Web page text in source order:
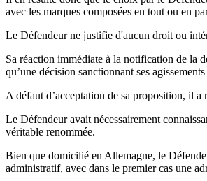
avec les marques composées en tout ou en
Le Défendeur ne justifie d'aucun droit ou
Sa réaction immédiate à la notification de la
qu’une décision sanctionnant ses
A défaut d’acceptation de sa proposition, il
Le Défendeur avait nécessairement
véritable renommée.
Bien que domicilié en Allemagne, le
administratif, avec dans le premier cas une